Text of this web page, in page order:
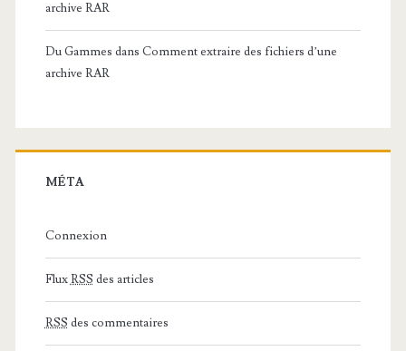
archive RAR
Du Gammes dans Comment extraire des fichiers d’une
archive RAR
MÉTA
Connexion
FluxRSS des articles
RSS des commentaires